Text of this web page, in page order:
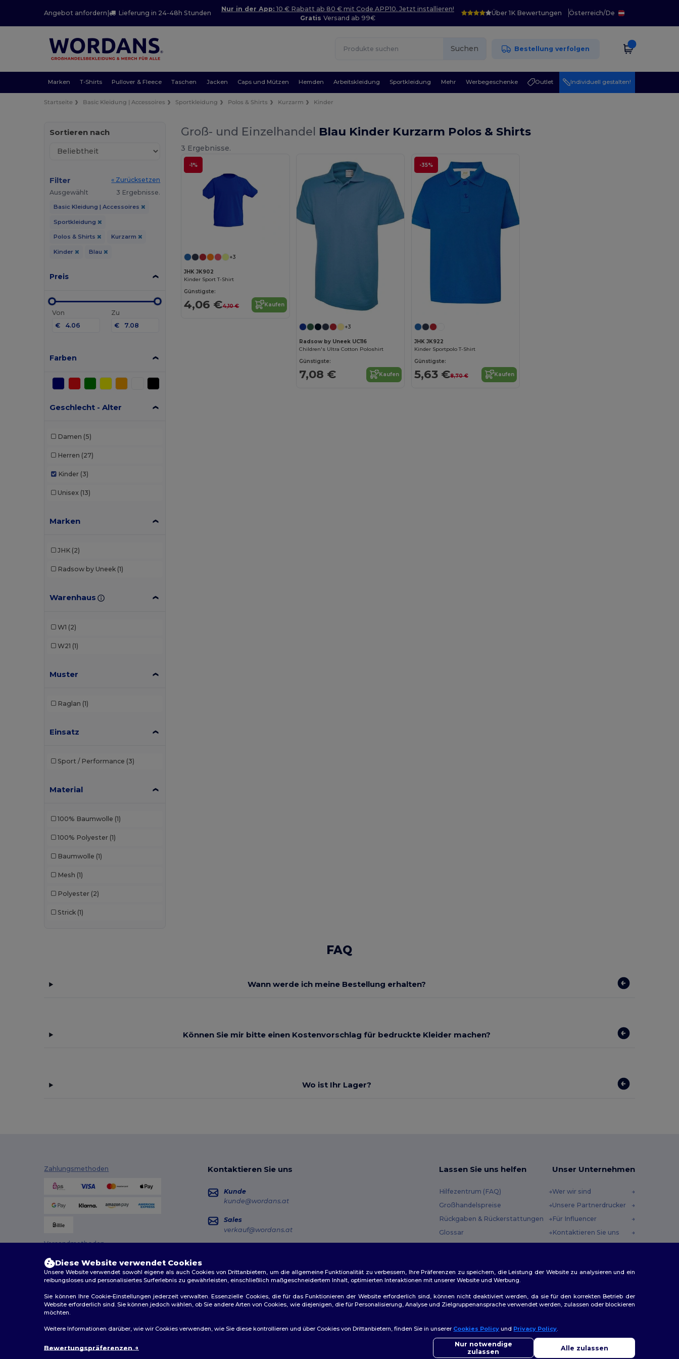
Angebot anfordern | Lieferung in 24-48h Stunden
Nur in der App: 10 € Rabatt ab 80 € mit Code APP10. Jetzt installieren!
Gratis Versand ab 99€
Über 1K Bewertungen Österreich/De
Suchen Bestellung verfolgen
Marken T-Shirts Pullover & Fleece Taschen Jacken Caps und Mützen Hemden Arbeitskleidung Sportkleidung Mehr Werbegeschenke Outlet Individuell gestalten!
Startseite Basic Kleidung | Accessoires Sportkleidung Polos & Shirts Kurzarm Kinder
Sortieren nach
Filter
« Zurücksetzen
Ausgewählt
3 Ergebnisse.
Basic Kleidung | Accessoires
Sportkleidung
Polos & Shirts Kurzarm
Kinder Blau
Preis
Von
€
Zu
€
Farben
Geschlecht - Alter
Damen (5)
Herren (27)
Kinder (3)
Unisex (13)
Marken
JHK (2)
Radsow by Uneek (1)
Warenhaus
W1 (2)
W21 (1)
Muster
Raglan (1)
Einsatz
Sport / Performance (3)
Material
100% Baumwolle (1)
100% Polyester (1)
Baumwolle (1)
Mesh (1)
Polyester (2)
Strick (1)
Groß- und Einzelhandel Blau Kinder Kurzarm Polos & Shirts
3 Ergebnisse.
-1%
+3
JHK JK902
Kinder Sport T-Shirt
Günstigste:
4,06 €4,10 € Kaufen
+3
Radsow by Uneek UC116
Children's Ultra Cotton Poloshirt
Günstigste:
7,08 € Kaufen
-35%
JHK JK922
Kinder Sportpolo T-Shirt
Günstigste:
5,63 €8,70 € Kaufen
FAQ
Wann werde ich meine Bestellung erhalten?
Können Sie mir bitte einen Kostenvorschlag für bedruckte Kleider machen?
Wo ist Ihr Lager?
Zahlungsmethoden
Versandmethoden
Kontaktieren Sie uns
Kunde
kunde@wordans.at
Sales
verkauf@wordans.at
Lassen Sie uns helfen
Hilfezentrum (FAQ)
Großhandelspreise
Rückgaben & Rückerstattungen
Glossar
Unser Unternehmen
Wer wir sind
Unsere Partnerdrucker
Für Influencer
Kontaktieren Sie uns
2026. Alle Rechte vorbehalten
Site Map
Diese Website verwendet Cookies
Unsere Website verwendet sowohl eigene als auch Cookies von Drittanbietern, um die allgemeine Funktionalität zu verbessern, Ihre Präferenzen zu speichern, die Leistung der Website zu analysieren und ein
reibungsloses und personalisiertes Surferlebnis zu gewährleisten, einschließlich maßgeschneidertem Inhalt, optimierten Interaktionen mit unserer Website und Werbung.
Sie können Ihre Cookie-Einstellungen jederzeit verwalten. Essenzielle Cookies, die für das Funktionieren der Website erforderlich sind, können nicht deaktiviert werden, da sie für den korrekten Betrieb der
Website erforderlich sind. Sie können jedoch wählen, ob Sie andere Arten von Cookies, wie diejenigen, die für Personalisierung, Analyse und Zielgruppenansprache verwendet werden, zulassen oder blockieren
möchten.
Weitere Informationen darüber, wie wir Cookies verwenden, wie Sie diese kontrollieren und über Cookies von Drittanbietern, finden Sie in unserer Cookies Policy und Privacy Policy.
Bewertungspräferenzen
Nur notwendige
zulassen
Alle zulassen
👋 Hallo
Wenn Sie Fragen oder Bedenken haben, können Sie uns jederzeit
kontaktieren. Unser Chatbot ist hier, um Ihnen zu helfen.